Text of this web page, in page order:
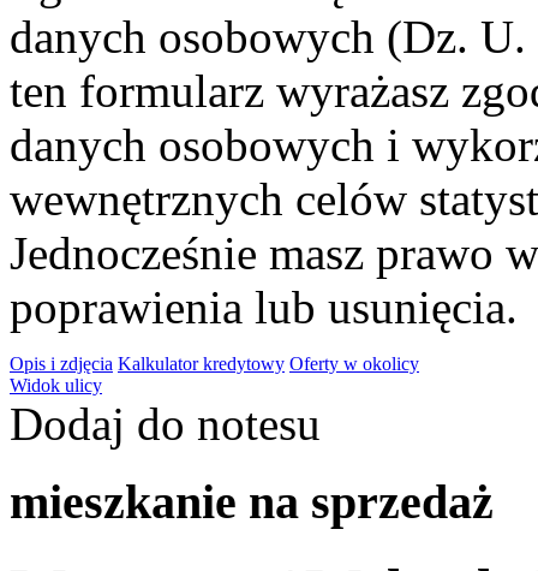
danych osobowych (Dz.
ten formularz wyrażasz
danych osobowych i
wewnętrznych celów
Jednocześnie masz prawo
poprawienia lub usunięcia.
Opis i zdjęcia Kalkulator kredytowy Oferty w okolicy
Widok ulicy
Dodaj do notesu
mieszkanie na sprzedaż